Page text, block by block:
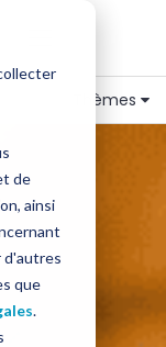
de
ainsi
d'autres
que
.
Thèmes